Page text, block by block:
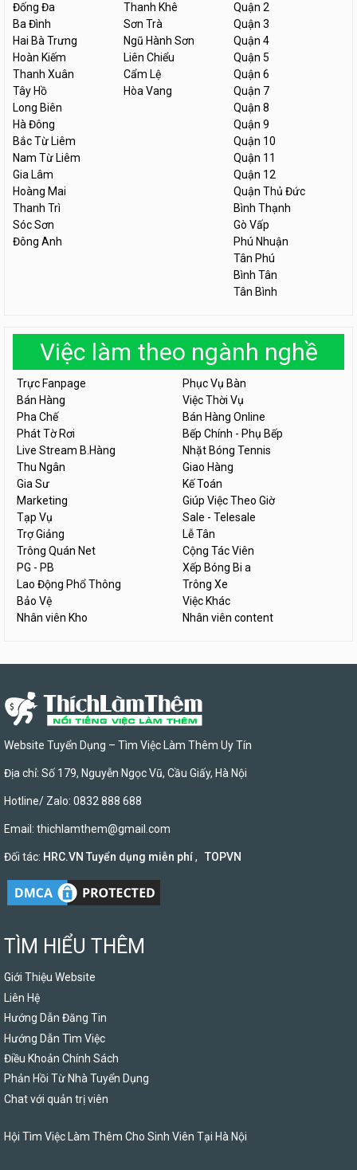
Đống Đa
Ba Đình
Hai Bà Trưng
Hoàn Kiếm
Thanh Xuân
Tây Hồ
Long Biên
Hà Đông
Bắc Từ Liêm
Nam Từ Liêm
Gia Lâm
Hoàng Mai
Thanh Trì
Sóc Sơn
Đông Anh
Thanh Khê
Sơn Trà
Ngũ Hành Sơn
Liên Chiểu
Cẩm Lệ
Hòa Vang
Quận 2
Quận 3
Quận 4
Quận 5
Quận 6
Quận 7
Quận 8
Quận 9
Quận 10
Quận 11
Quận 12
Quận Thủ Đức
Bình Thạnh
Gò Vấp
Phú Nhuận
Tân Phú
Bình Tân
Tân Bình
Việc làm theo ngành nghề
Trực Fanpage
Phục Vụ Bàn
Bán Hàng
Việc Thời Vụ
Pha Chế
Bán Hàng Online
Phát Tờ Rơi
Bếp Chính - Phụ Bếp
Live Stream B.Hàng
Nhặt Bóng Tennis
Thu Ngân
Giao Hàng
Gia Sư
Kế Toán
Marketing
Giúp Việc Theo Giờ
Tạp Vụ
Sale - Telesale
Trợ Giảng
Lễ Tân
Trông Quán Net
Cộng Tác Viên
PG - PB
Xếp Bóng Bi a
Lao Động Phổ Thông
Trông Xe
Bảo Vệ
Việc Khác
Nhân viên Kho
Nhân viên content
Website Tuyển Dụng – Tìm Việc Làm Thêm Uy Tín
Địa chỉ: Số 179, Nguyễn Ngọc Vũ, Cầu Giấy, Hà Nội
Hotline/ Zalo: 0832 888 688
Email: thichlamthem@gmail.com
Đối tác: HRC.VN Tuyển dụng miễn phí, TOPVN
TÌM HIỂU THÊM
Giới Thiệu Website
Liên Hệ
Hướng Dẫn Đăng Tin
Hướng Dẫn Tìm Việc
Điều Khoản Chính Sách
Phản Hồi Từ Nhà Tuyển Dụng
Chat với quản trị viên
Hội Tìm Việc Làm Thêm Cho Sinh Viên Tại Hà Nội